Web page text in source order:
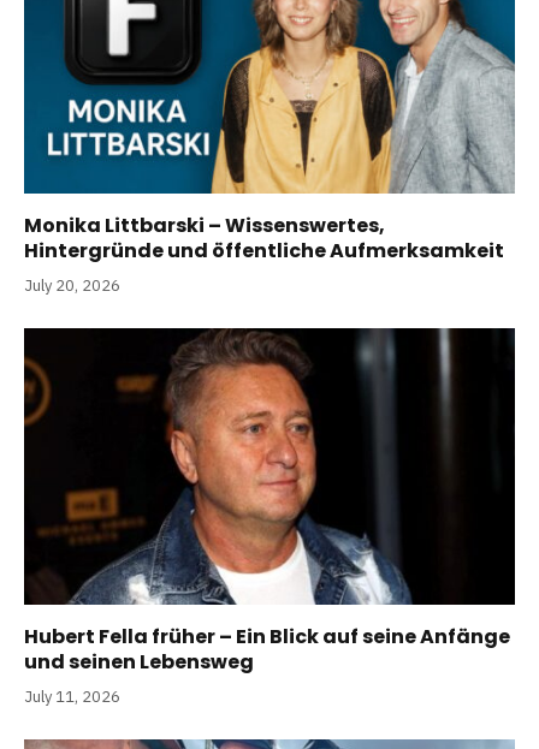
Monika Littbarski – Wissenswertes,
Hintergründe und öffentliche Aufmerksamkeit
July 20, 2026
Hubert Fella früher – Ein Blick auf seine Anfänge
und seinen Lebensweg
July 11, 2026